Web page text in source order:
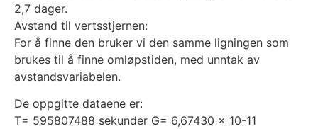
2,7 dager.
Avstand til vertsstjernen:
For å finne den bruker vi den samme ligningen som
brukes til å finne omløpstiden, med unntak av
avstandsvariabelen.
De oppgitte dataene er:
T= 595807488 sekunder G= 6,67430 x 10-11